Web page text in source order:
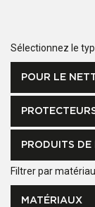
Sélectionnez le
POUR LE
PRODUITS DE
Filtrer par
MATÉRIAUX